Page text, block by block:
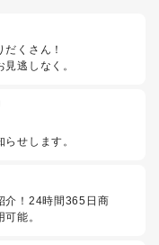
くさん！
逃しなく。
せします。
介！24時間365日商
能。